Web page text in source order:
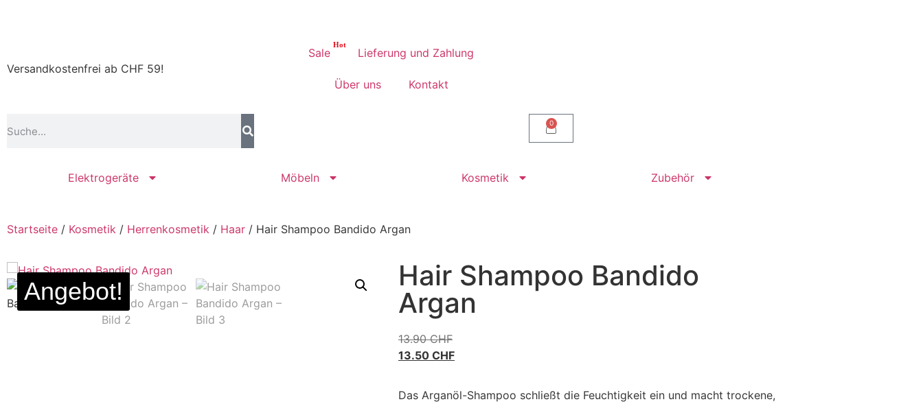
Versandkostenfrei ab CHF 59!
Sale Lieferung und Zahlung
Über uns Kontakt
0
Elektrogeräte Möbeln Kosmetik Zubehör
Startseite / Kosmetik / Herrenkosmetik / Haar / Hair Shampoo Bandido Argan
Angebot!
Hair Shampoo Bandido
Argan
13.90CHF
13.50 CHF
Das Arganöl-Shampoo schließt die Feuchtigkeit ein und macht trockene,